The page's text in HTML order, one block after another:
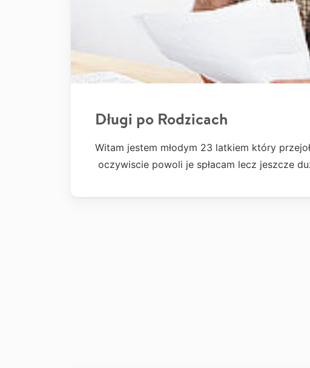
Długi po Rodzicach
Witam jestem młodym 23 latkiem który
oczywiscie powoli je spłacam lecz jeszcze